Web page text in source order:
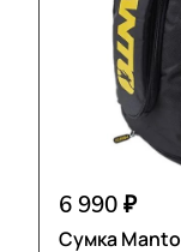
6 990 ₽
Сумка Manto